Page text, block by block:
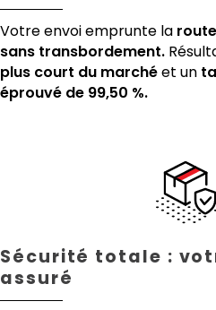
Votre envoi emprunte la
sans transbordement.
plus court du marchéet un
éprouvé de 99,50 %.
Sécurité totale :
assuré